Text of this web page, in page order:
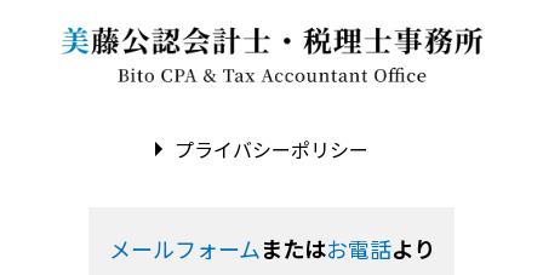
プライバシーポリシー
メールフォームまたはお電話より